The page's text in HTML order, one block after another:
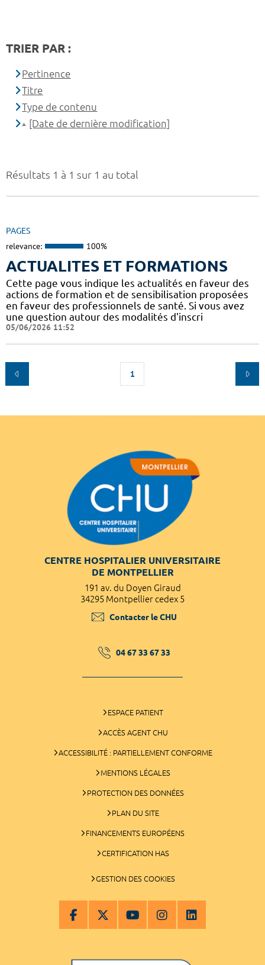
Résultats 1 à 1 sur 1 au total
PAGES
relevance: 100%
ACTUALITES ET FORMATIONS
Cette page vous indique les actualités en faveur des
actions de formation et de sensibilisation proposées
en faveur des professionnels de santé. Si vous avez
une question autour des modalités d'inscri
05/06/2026 11:52
1
TRIER PAR :
Pertinence
Titre
Type de contenu
[Date de dernière modification]
CENTRE HOSPITALIER UNIVERSITAIRE
DE MONTPELLIER
191 av. du Doyen Giraud
34295 Montpellier cedex 5
Contacter le CHU
04 67 33 67 33
ESPACE PATIENT
ACCÈS AGENT CHU
ACCESSIBILITÉ : PARTIELLEMENT CONFORME
MENTIONS LÉGALES
PROTECTION DES DONNÉES
PLAN DU SITE
FINANCEMENTS EUROPÉENS
CERTIFICATION HAS
GESTION DES COOKIES